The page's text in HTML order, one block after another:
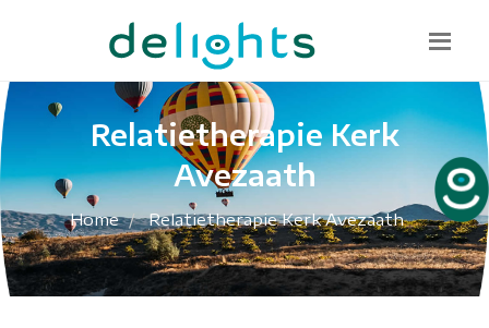
085 130 1482
info@delights.nu
Relatietherapie Kerk
Avezaath
Home Relatietherapie Kerk Avezaath